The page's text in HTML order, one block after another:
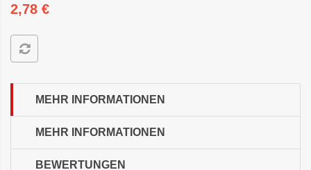
2,78 €
MEHR INFORMATIONEN
MEHR INFORMATIONEN
BEWERTUNGEN